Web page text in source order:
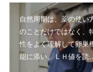
自然周期は、薬の使い
のことだけではなく、
性をよく理解して卵巣
能に添い、ＬＨ値を